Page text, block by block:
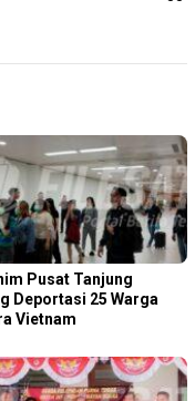
Pusat Tanjung
Deportasi 25 Warga
Vietnam